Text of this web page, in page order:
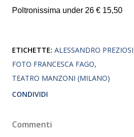
Poltronissima under 26 € 15,50
ETICHETTE: ALESSANDRO PREZIOSI
FOTO FRANCESCA FAGO
TEATRO MANZONI (MILANO)
CONDIVIDI
Commenti